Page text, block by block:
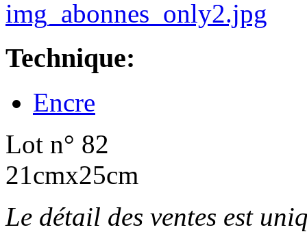
Technique:
Encre
Lot n° 82
21cmx25cm
Le détail des ventes est